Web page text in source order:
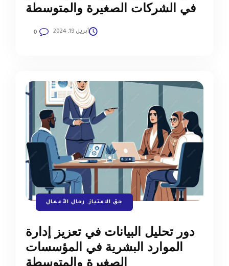
في الشركات الصغيرة والمتوسطة
أبريل 19, 2024 0
حق الامتياز, رجال الأعمال
دور تحليل البيانات في تعزيز إدارة
الموارد البشرية في المؤسسات
الصغيرة والمتوسطة